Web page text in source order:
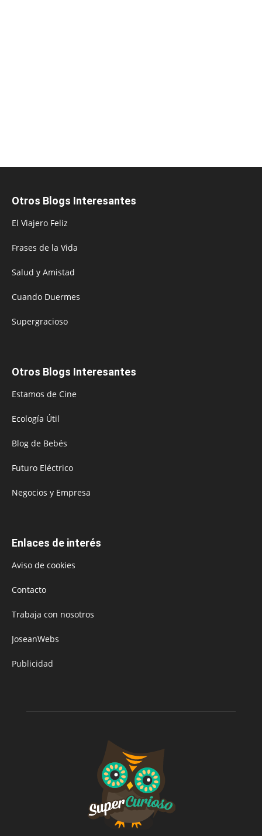
Otros Blogs Interesantes
El Viajero Feliz
Frases de la Vida
Salud y Amistad
Cuando Duermes
Supergracioso
Otros Blogs Interesantes
Estamos de Cine
Ecología Útil
Blog de Bebés
Futuro Eléctrico
Negocios y Empresa
Enlaces de interés
Aviso de cookies
Contacto
Trabaja con nosotros
JoseanWebs
Publicidad